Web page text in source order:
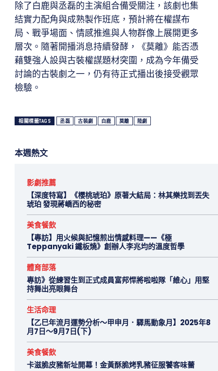
除了白鹿與丞磊的主演組合備受關注，該劇也集
結實力配角與成熟製作班底，預計將在權謀布
局、戰爭場面、情感推進與人物群像上展開更多
層次。隨著開播消息持續發酵，《莫離》能否憑
藉雙強人設與古裝權謀題材突圍，成為今年備受
討論的古裝劇之一，仍有待正式播出後接受觀眾
檢驗。
相關標籤TAGS 丞磊 古裝劇 白鹿 莫離 陸劇
本週熱文
影劇推薦
【深度特寫】《櫻桃琥珀》原著大結局：林其樂找到丟失
琥珀 發現蔣嶠西的秘密
美食餐飲
【專訪】用火候與記憶煎出情感料理——《極
Teppanyaki 鐵板燒》創辦人李兆均的溫度哲學
體育部落
專訪》從練習生到正式成員富邦悍將啦啦隊「維心」用堅
持舞出亮眼舞台
生活命理
【乙巳年流月運勢分析～甲申月．驛馬動象月】2025年8
月7日～9月7日(下)
美食餐飲
卡滋脆皮豬新址開幕！金黃酥脆烤乳豬征服饕客味蕾